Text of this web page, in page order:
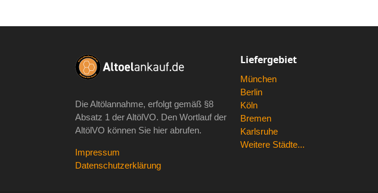
Die Altölannahme, erfolgt gemäß §8
Absatz 1 der AltölVO. Den Wortlauf der
AltölVO können Sie hier abrufen.
Impressum
Datenschutzerklärung
Liefergebiet
München
Berlin
Köln
Bremen
Karlsruhe
Weitere Städte...